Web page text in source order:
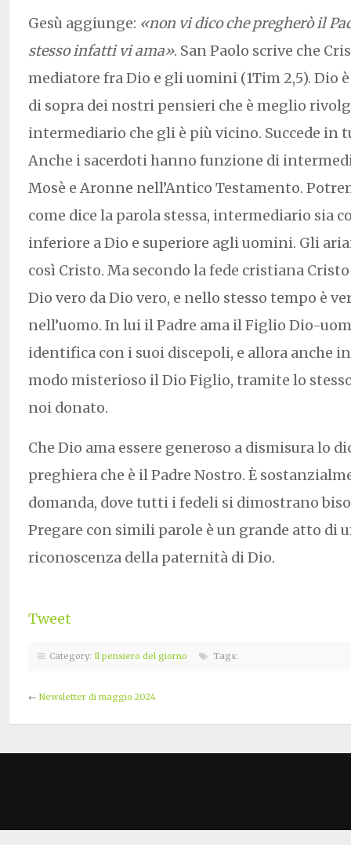
Gesù aggiunge: «non vi dico che pregherò il
stesso infatti vi ama». San Paolo scrive che
mediatore fra Dio e gli uomini (1Tim 2,5). Dio
di sopra dei nostri pensieri che è meglio
intermediario che gli è più vicino. Succede in
Anche i sacerdoti hanno funzione di
Mosè e Aronne nell’Antico Testamento.
come dice la parola stessa, intermediario sia
inferiore a Dio e superiore agli uomini. Gli
così Cristo. Ma secondo la fede cristiana
Dio vero da Dio vero, e nello stesso tempo è
nell’uomo. In lui il Padre ama il Figlio Dio-
identifica con i suoi discepoli, e allora anche
modo misterioso il Dio Figlio, tramite lo
noi donato.
Che Dio ama essere generoso a dismisura lo
preghiera che è il Padre Nostro. È
domanda, dove tutti i fedeli si dimostrano
Pregare con simili parole è un grande atto di
riconoscenza della paternità di Dio.
Tweet
Category: Il pensiero del giorno Tags:
← Newsletter di maggio 2024